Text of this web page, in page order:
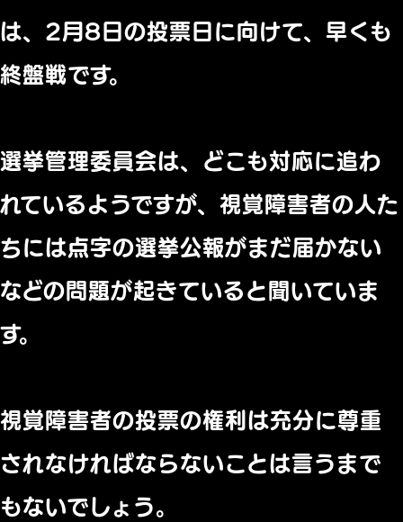
は、 2月8日の投票日に向けて、早くも
終盤戦です。
選挙管理委員会は、どこも対応に追わ
れているようですが、視覚障害者の人た
ちには点字の選挙公報がまだ届かない
などの問題が起きていると聞いていま
す。
視覚障害者の投票の権利は充分に尊重
されなければならないことは言うまで
もないでしょう。